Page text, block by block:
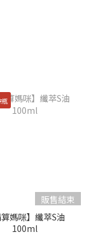
瓶
販售結束
算媽咪】纖萃S油
100ml